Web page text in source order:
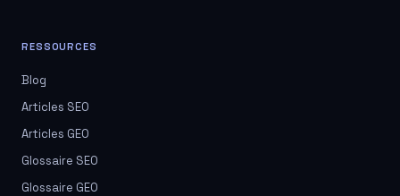
RESSOURCES
Blog
Articles SEO
Articles GEO
Glossaire SEO
Glossaire GEO